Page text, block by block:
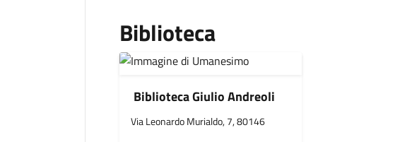
Biblioteca
Biblioteca Giulio Andreoli
Via Leonardo Murialdo, 7, 80146